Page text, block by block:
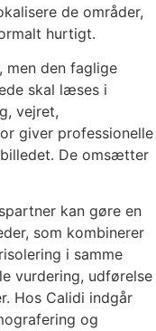
de områder,
hurtigt.
men den faglige
skal læses i
vejret,
giver professionelle
De omsætter
kan gøre en
som kombinerer
i samme
vurdering, udførelse
Hos Calidi indgår
og